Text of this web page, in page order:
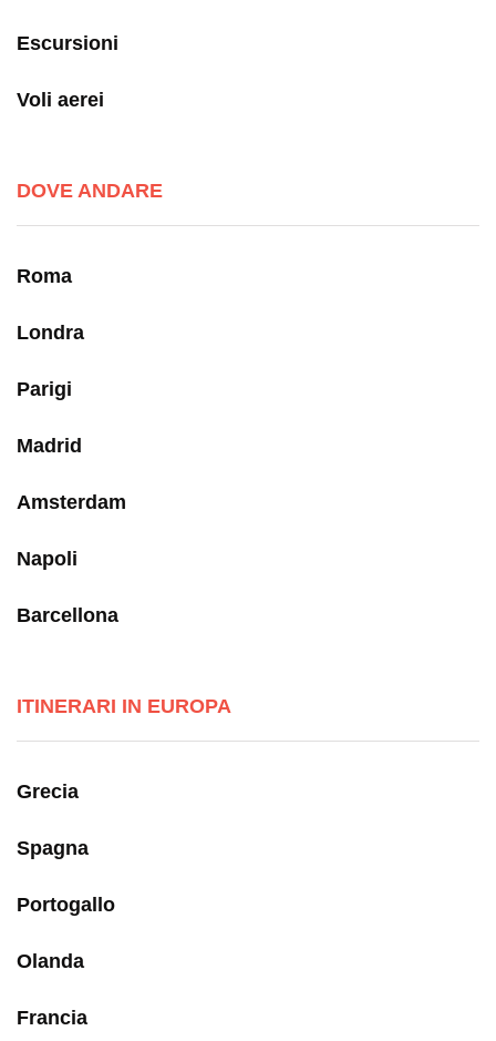
Escursioni
Voli aerei
DOVE ANDARE
Roma
Londra
Parigi
Madrid
Amsterdam
Napoli
Barcellona
ITINERARI IN EUROPA
Grecia
Spagna
Portogallo
Olanda
Francia